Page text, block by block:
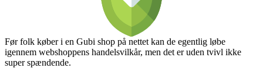
Før folk køber i en Gubi shop på nettet kan de egentlig løbe
igennem webshoppens handelsvilkår, men det er uden tvivl ikke
super spændende.